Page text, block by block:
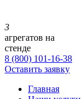
3
агрегатов на
стенде
8 (800) 101-16-38
Оставить заявку
Главная